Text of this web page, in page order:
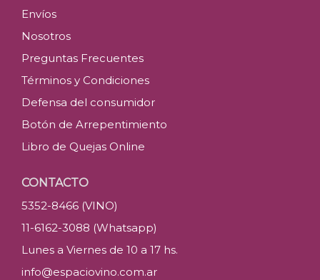
Envíos
Nosotros
Preguntas Frecuentes
Términos y Condiciones
Defensa del consumidor
Botón de Arrepentimiento
Libro de Quejas Online
CONTACTO
5352-8466 (VINO)
11-6162-3088 (Whatsapp)
Lunes a Viernes de 10 a 17 hs.
info@espaciovino.com.ar